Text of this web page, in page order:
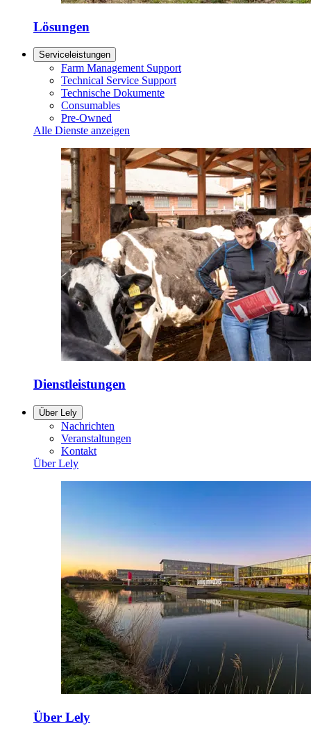
Lösungen
Serviceleistungen
Farm Management Support
Technical Service Support
Technische Dokumente
Consumables
Pre-Owned
Alle Dienste anzeigen
Dienstleistungen
Über Lely
Nachrichten
Veranstaltungen
Kontakt
Über Lely
Über Lely